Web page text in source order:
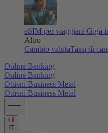
eSIM per viaggiare Giga
Altro
Cambio valutaTassi di
Online Banking
Online Banking
Ottieni Business Metal
Ottieni Business Metal
IT